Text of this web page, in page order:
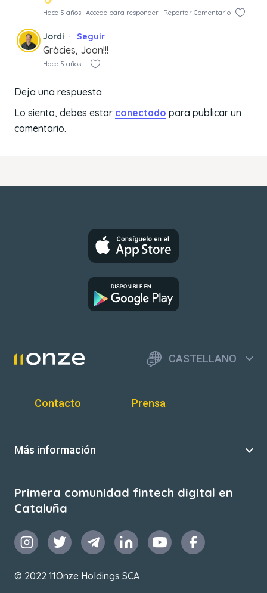
Hace 5 años Accede para responder Reportar Comentario
Jordi Seguir
Gràcies, Joan!!!
Hace 5 años
Deja una respuesta
Lo siento, debes estar conectado para publicar un
comentario.
CASTELLANO
Contacto Prensa
Más información
Primera comunidad fintech digital en
Cataluña
© 2022 11Onze Holdings SCA